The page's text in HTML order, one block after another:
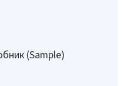
(Sample)